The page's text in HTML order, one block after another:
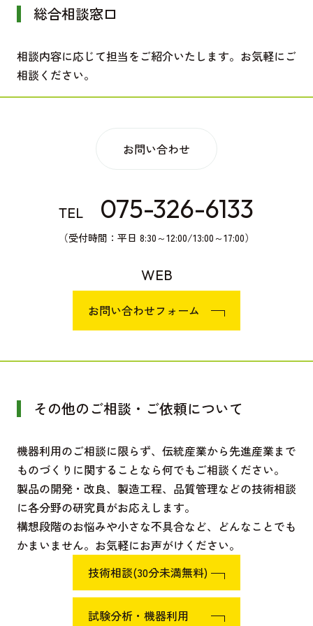
総合相談窓口
相談内容に応じて担当をご紹介いたします。お気軽にご
相談ください。
お問い合わせ
TEL 075-326-6133
（受付時間：平日 8:30～12:00/13:00～17:00）
WEB
お問い合わせフォーム
その他のご相談・ご依頼について
機器利用のご相談に限らず、伝統産業から先進産業まで
ものづくりに関することなら何でもご相談ください。
製品の開発・改良、製造工程、品質管理などの技術相談
に各分野の研究員がお応えします。
構想段階のお悩みや小さな不具合など、どんなことでも
かまいません。お気軽にお声がけください。
技術相談(30分未満無料)
試験分析・機器利用